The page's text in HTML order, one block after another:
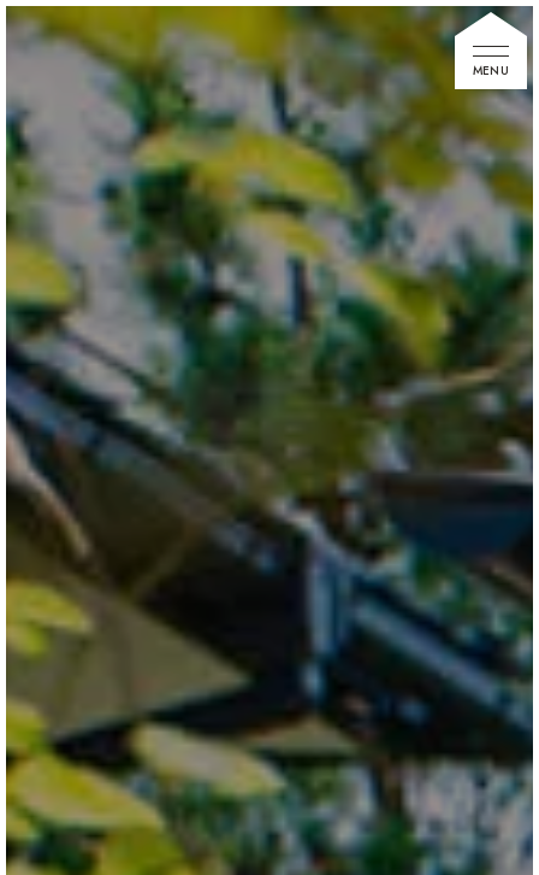
家づくりの想い
住宅展示場
イベント情報
建築事例
不動産情報
お問合せ・資料請求